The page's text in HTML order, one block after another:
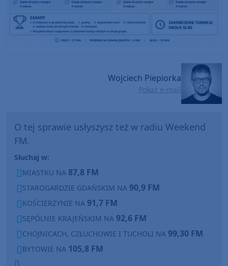
Wojciech Piepiorka
Pokaż e-mail
O tej sprawie usłyszysz też w radiu Weekend
FM.
Słuchaj w:
MIASTKU NA 87,8 FM
STAROGARDZIE GDAŃSKIM NA 90,9 FM
KOŚCIERZYNIE NA 91,7 FM
SĘPÓLNIE KRAJEŃSKIM NA 92,6 FM
CHOJNICACH, CZŁUCHOWIE I TUCHOLI NA 99,30 FM
BYTOWIE NA 105,8 FM